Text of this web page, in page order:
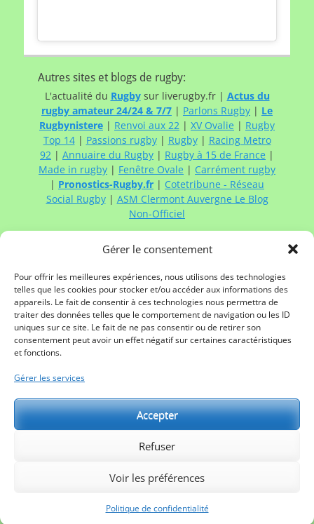
Gérer le consentement
Pour offrir les meilleures expériences, nous utilisons des technologies
telles que les cookies pour stocker et/ou accéder aux informations des
appareils. Le fait de consentir à ces technologies nous permettra de
traiter des données telles que le comportement de navigation ou les ID
uniques sur ce site. Le fait de ne pas consentir ou de retirer son
consentement peut avoir un effet négatif sur certaines caractéristiques
et fonctions.
Gérer les services
Accepter
Refuser
Voir les préférences
Politique de confidentialité
Autres sites et blogs de rugby:
L'actualité du Rugbysur liverugby.fr | Actus du
rugby amateur 24/24 & 7/7 | Parlons Rugby | Le
Rugbynistere | Renvoi aux 22 | XV Ovalie | Rugby
Top 14| Passions rugby| Rugby| Racing Metro
92 | Annuaire du Rugby | Rugby à 15 de France |
Made in rugby | Fenêtre Ovale | Carrément rugby
| Pronostics-Rugby.fr | Cotetribune - Réseau
Social Rugby| ASM Clermont Auvergne Le Blog
Non-Officiel
ContactezRugby à XV de Francevia :
Mail
Twitter
Facebook
Linkedin
Mentions légales
Themes